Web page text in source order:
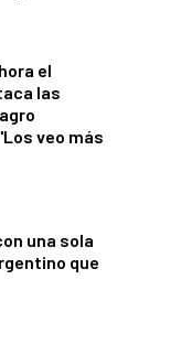
el
las
veo más
una sola
que